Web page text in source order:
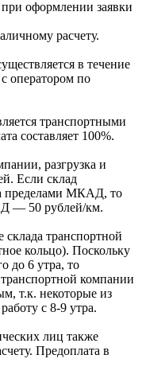
оформлении заявки
расчету.
в течение
оператором по
транспортными
составляет 100%.
разгрузка и
Если склад
пределами МКАД, то
— 50 рублей/км.
склада транспортной
кольцо). Поскольку
до 6 утра, то
компании
т.к. некоторые из
с 8-9 утра.
лиц также
Предоплата в